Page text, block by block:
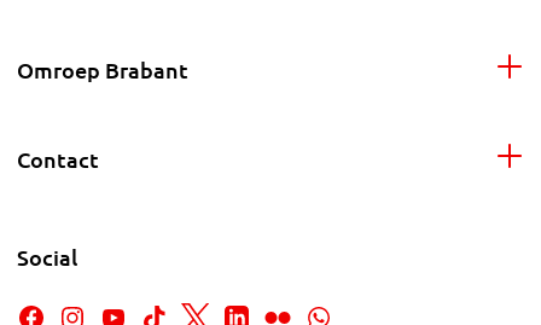
Omroep Brabant
Contact
Social